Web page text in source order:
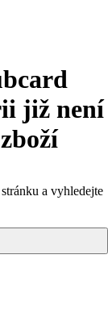
již není
a vyhledejte